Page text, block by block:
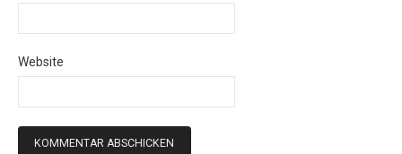
Website